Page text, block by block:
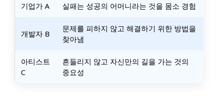
기업가 A 실패는 성공의 어머니라는 것을 몸소 경험
개발자 B
문제를 피하지 않고 해결하기 위한 방법을
찾아냄
아티스트
C
흔들리지 않고 자신만의 길을 가는 것의
중요성